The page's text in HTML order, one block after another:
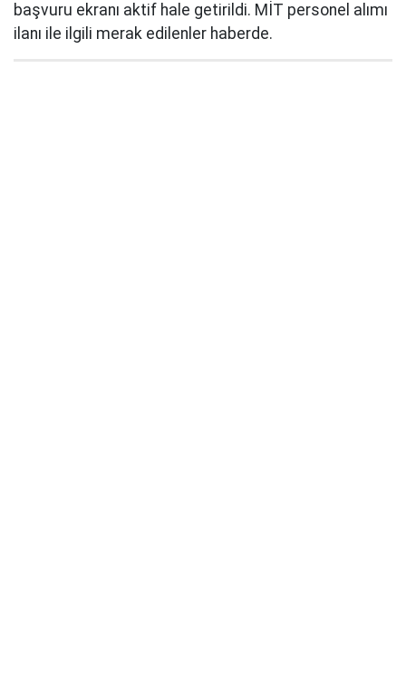
başvuru ekranı aktif hale getirildi. MİT personel alımı
ilanı ile ilgili merak edilenler haberde.